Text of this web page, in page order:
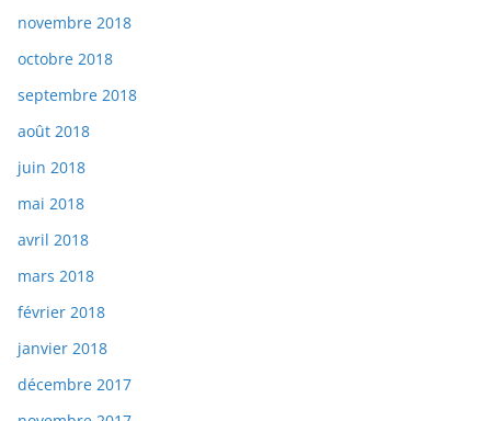
novembre 2018
octobre 2018
septembre 2018
août 2018
juin 2018
mai 2018
avril 2018
mars 2018
février 2018
janvier 2018
décembre 2017